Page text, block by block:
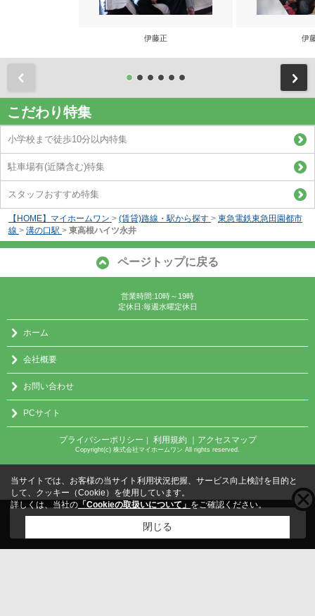
伊藤正 伊
こだわり特集
小学校まで徒歩10分以内特集
駐車場有(近隣含む)特集
スタッフおすすめ特集
【HOME】マイホームワン > (賃貸)路線・駅から探す > 東急電鉄東急田園都市
線 > 溝の口駅 > 東高根ハイツ永井
ページトップに戻る
営業時間:10時～19時
定休日:毎週水曜定休日
ホーム
会社概要
お問い合わせ
PCサイト
プライバシーポリシー 利用規約 ｜アクセスマップ
Copyright(c) 株式会社マイホームワン All rights reserved.
こちらの物件をご覧の方にお勧めな物件
当サイトでは、お客様の当サイト利用状況把握、サービス向上検討を目的と
して、クッキー（Cookie）を使用しています。
詳しくは、当社の 「Cookieの取扱いについて」 をご確認ください。
閉じる